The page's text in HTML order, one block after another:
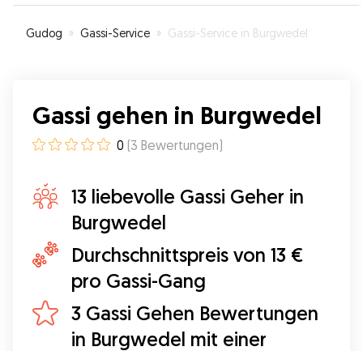
Gudog » Gassi-Service » Gassi-Service in Burgwedel
Gassi gehen in Burgwedel
0 (3 Bewertungen)
13 liebevolle Gassi Geher in
Burgwedel
Durchschnittspreis von 13 €
pro Gassi-Gang
3 Gassi Gehen Bewertungen
in Burgwedel mit einer